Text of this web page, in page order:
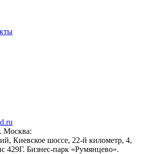
Москва:
Киевское шоссе, 22-й километр, 4,
429Г. Бизнес-парк «Румянцево».